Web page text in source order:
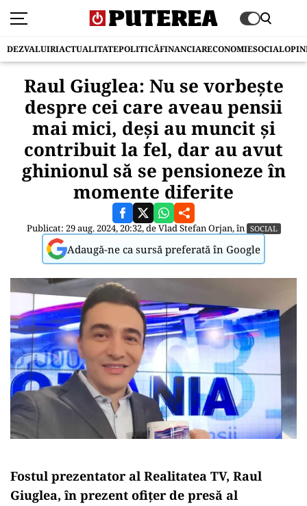
DEZVALUIRIACTUALITATEPOLITICĂFINANCIARECONOMIESOCIAL
Raul Giuglea: Nu se vorbește
despre cei care aveau pensii
mai mici, deși au muncit și
contribuit la fel, dar au avut
ghinionul să se pensioneze în
momente diferite
Publicat: 29 aug. 2024, 20:32, deVlad Stefan Orjan, în SOCIAL
Adaugă-ne ca sursă preferată în Google
Fostul prezentator al Realitatea TV, Raul
Giuglea, în prezent ofițer de presă al